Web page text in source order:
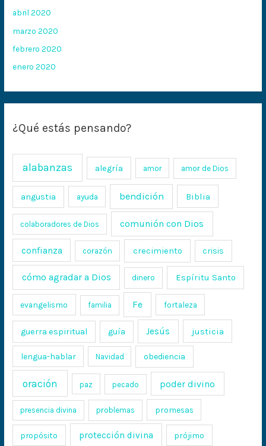
abril 2020
marzo 2020
febrero 2020
enero 2020
¿Qué estás pensando?
alabanzas alegría amor amor de Dios
angustia ayuda bendición Biblia
colaboradores de Dios comunión con Dios
confianza corazón crecimiento crisis
cómo agradar a Dios dinero Espíritu Santo
evangelismo familia Fe fortaleza
guerra espiritual guía Jesús justicia
lengua-hablar Navidad obediencia
oración paz pecado poder divino
presencia divina problemas promesas
propósito protección divina prójimo